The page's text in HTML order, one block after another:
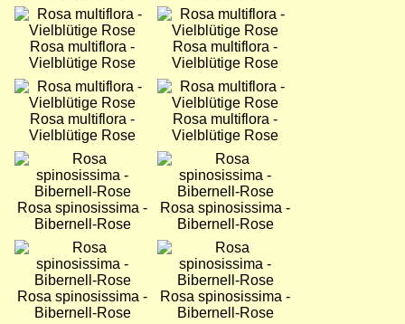
Bild
Rosa multiflora -
Vielblütige Rose
Bild
Rosa multiflora -
Vielblütige Rose
Bild
Rosa multiflora -
Vielblütige Rose
Bild
Rosa multiflora -
Vielblütige Rose
Bild
Rosa spinosissima -
Bibernell-Rose
Bild
Rosa spinosissima -
Bibernell-Rose
Bild
Rosa spinosissima -
Bibernell-Rose
Bild
Rosa spinosissima -
Bibernell-Rose